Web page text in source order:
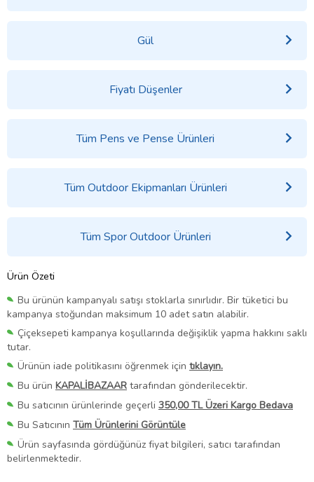
Gül
Fiyatı Düşenler
Tüm Pens ve Pense Ürünleri
Tüm Outdoor Ekipmanları Ürünleri
Tüm Spor Outdoor Ürünleri
Ürün Özeti
Bu ürünün kampanyalı satışı stoklarla sınırlıdır. Bir tüketici bu
kampanya stoğundan maksimum 10 adet satın alabilir.
Çiçeksepeti kampanya koşullarında değişiklik yapma hakkını saklı
tutar.
Ürünün iade politikasını öğrenmek için tıklayın.
Bu ürün KAPALİBAZAAR tarafından gönderilecektir.
Bu satıcının ürünlerinde geçerli 350,00 TL Üzeri Kargo Bedava
Bu Satıcının Tüm Ürünlerini Görüntüle
Ürün sayfasında gördüğünüz fiyat bilgileri, satıcı tarafından
belirlenmektedir.